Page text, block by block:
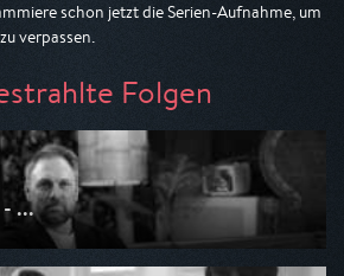
schon jetzt die Serien-Aufnahme, um
verpassen.
Folgen
...